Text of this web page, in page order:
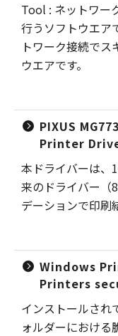
Tool : ネットワー
行うソフトウエア
トワーク接続で
ウエアです。
PIXUS
Printer
本ドライバーは、
来のドライバー（
デーションで印刷
Windows
Printers
インストールされ
ォルダーにおける